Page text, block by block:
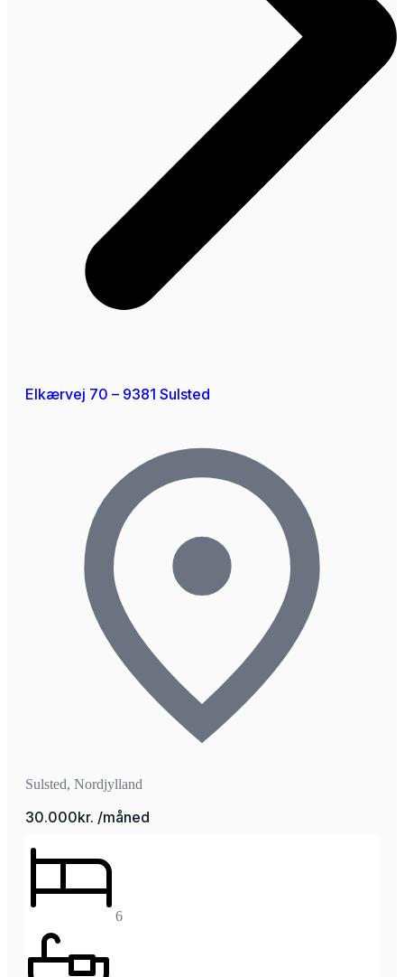
Elkærvej 70 – 9381 Sulsted
Sulsted, Nordjylland
30.000kr. /måned
6